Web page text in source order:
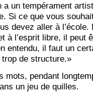
a un tempérament
Si ce que vous
devez aller à
à l’esprit libre, il peut
entendu, il faut un
de structure.»
mots, pendant
un jeu de quilles.